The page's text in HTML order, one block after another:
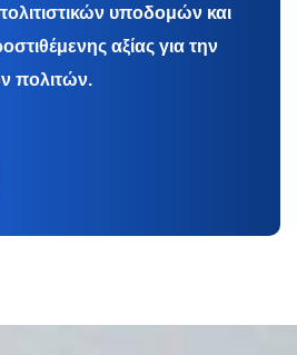
υποδομών και
αξίας για την
πολιτών.